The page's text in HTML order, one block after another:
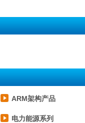
ARM架构产品
电力能源系列